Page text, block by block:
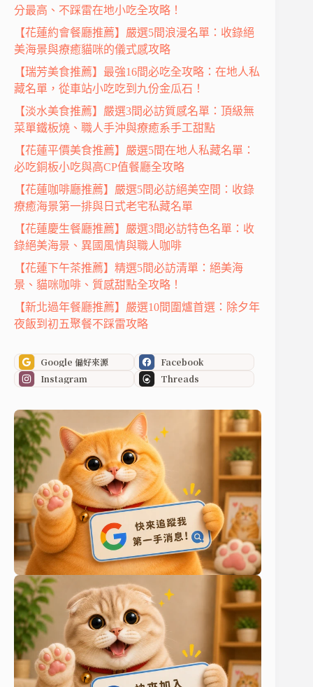
分最高、不踩雷在地小吃全攻略！
【花蓮約會餐廳推薦】嚴選5間浪漫名單：收錄絕
美海景與療癒貓咪的儀式感攻略
【瑞芳美食推薦】最強16間必吃全攻略：在地人私
藏名單，從車站小吃吃到九份金瓜石！
【淡水美食推薦】嚴選3間必訪質感名單：頂級無
菜單鐵板燒、職人手沖與療癒系手工甜點
【花蓮平價美食推薦】嚴選5間在地人私藏名單：
必吃銅板小吃與高CP值餐廳全攻略
【花蓮咖啡廳推薦】嚴選5間必訪絕美空間：收錄
療癒海景第一排與日式老宅私藏名單
【花蓮慶生餐廳推薦】嚴選3間必訪特色名單：收
錄絕美海景、異國風情與職人咖啡
【花蓮下午茶推薦】精選5間必訪清單：絕美海
景、貓咪咖啡、質感甜點全攻略！
【新北過年餐廳推薦】嚴選10間圍爐首選：除夕年
夜飯到初五聚餐不踩雷攻略
Google 偏好來源
Facebook
Instagram
Threads